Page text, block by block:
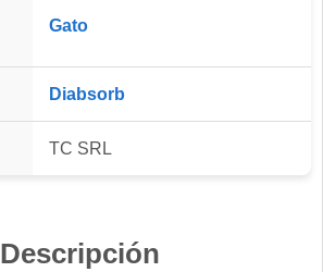
Gato
Diabsorb
TC SRL
Descripción